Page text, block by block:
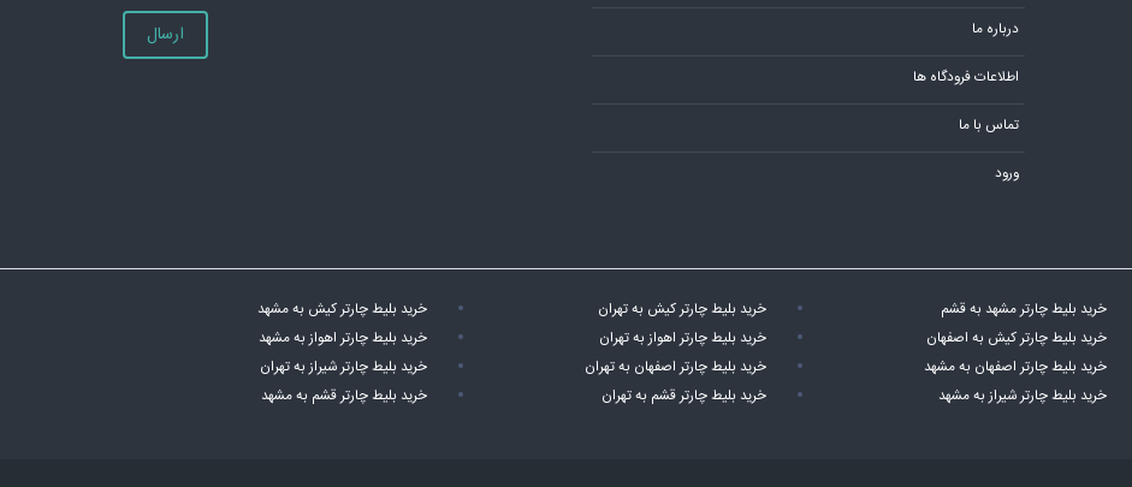
درباره ما
اطلاعات فرودگاه ها
تماس با ما
ورود
ارسال
خرید بلیط چارتر مشهد به قشم خرید بلیط چارتر کیش به تهران
خرید بلیط چارتر کیش به مشهد
خرید بلیط چارتر کیش به اصفهان خرید بلیط چارتر اهواز به تهران
خرید بلیط چارتر اهواز به مشهد
خرید بلیط چارتر اصفهان به مشهد خرید بلیط چارتر اصفهان به تهران
خرید بلیط چارتر شیراز به تهران
خرید بلیط چارتر شیراز به مشهد خرید بلیط چارتر قشم به تهران خرید بلیط چارتر قشم به مشهد